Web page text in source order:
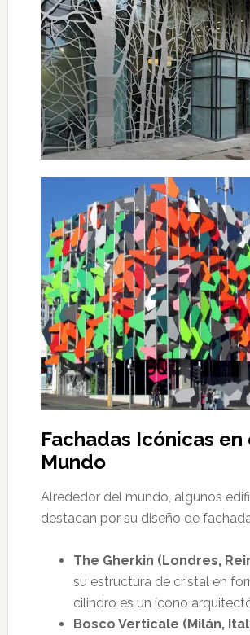
Fachadas Icónicas en
Mundo
Alrededor del mundo, algunos
destacan por su diseño de
The Gherkin (Londres,
su estructura de cristal en
cilindro es un ícono
Bosco Verticale (Milán,